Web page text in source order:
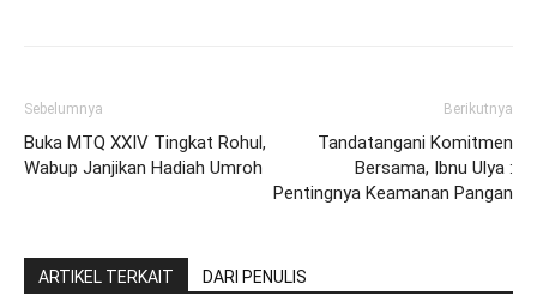
Sebelumnya
Buka MTQ XXIV Tingkat Rohul,
Wabup Janjikan Hadiah Umroh
Berikutnya
Tandatangani Komitmen
Bersama, Ibnu Ulya :
Pentingnya Keamanan Pangan
ARTIKEL TERKAIT DARI PENULIS